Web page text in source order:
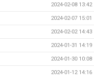
2024-02-08 13:42
2024-02-07 15:01
2024-02-02 14:43
2024-01-31 14:19
2024-01-30 10:08
2024-01-12 14:16